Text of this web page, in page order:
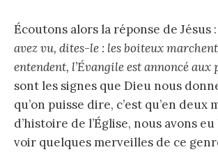
Écoutons alors la réponse de Jésus :
avez vu, dites-le : les boiteux
entendent, l’Évangile est annoncé aux
sont les signes que Dieu nous
qu’on puisse dire, c’est qu’en deux
d’histoire de l’Église, nous avons
voir quelques merveilles de ce